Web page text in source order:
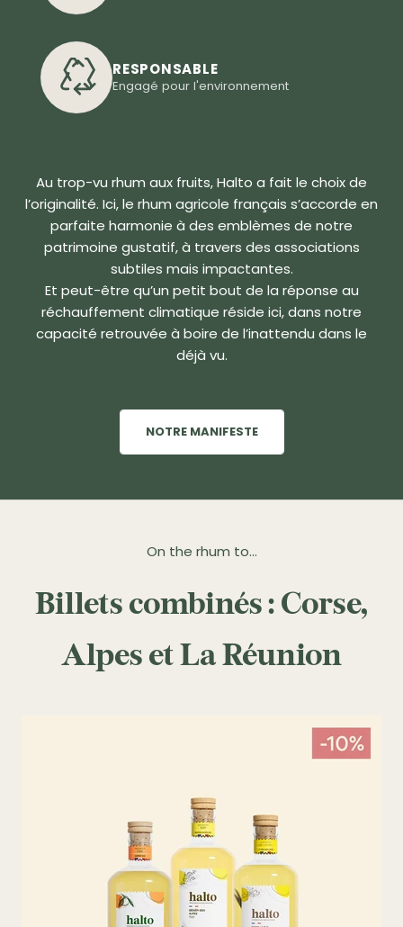
RESPONSABLE
Engagé pour l'environnement
Au trop-vu rhum aux fruits, Halto a fait le choix de
l’originalité. Ici, le rhum agricole français s’accorde en
parfaite harmonie à des emblèmes de notre
patrimoine gustatif, à travers des associations
subtiles mais impactantes.
Et peut-être qu’un petit bout de la réponse au
réchauffement climatique réside ici, dans notre
capacité retrouvée à boire de l’inattendu dans le
déjà vu.
NOTRE MANIFESTE
On the rhum to...
Billets combinés : Corse,
Alpes et La Réunion